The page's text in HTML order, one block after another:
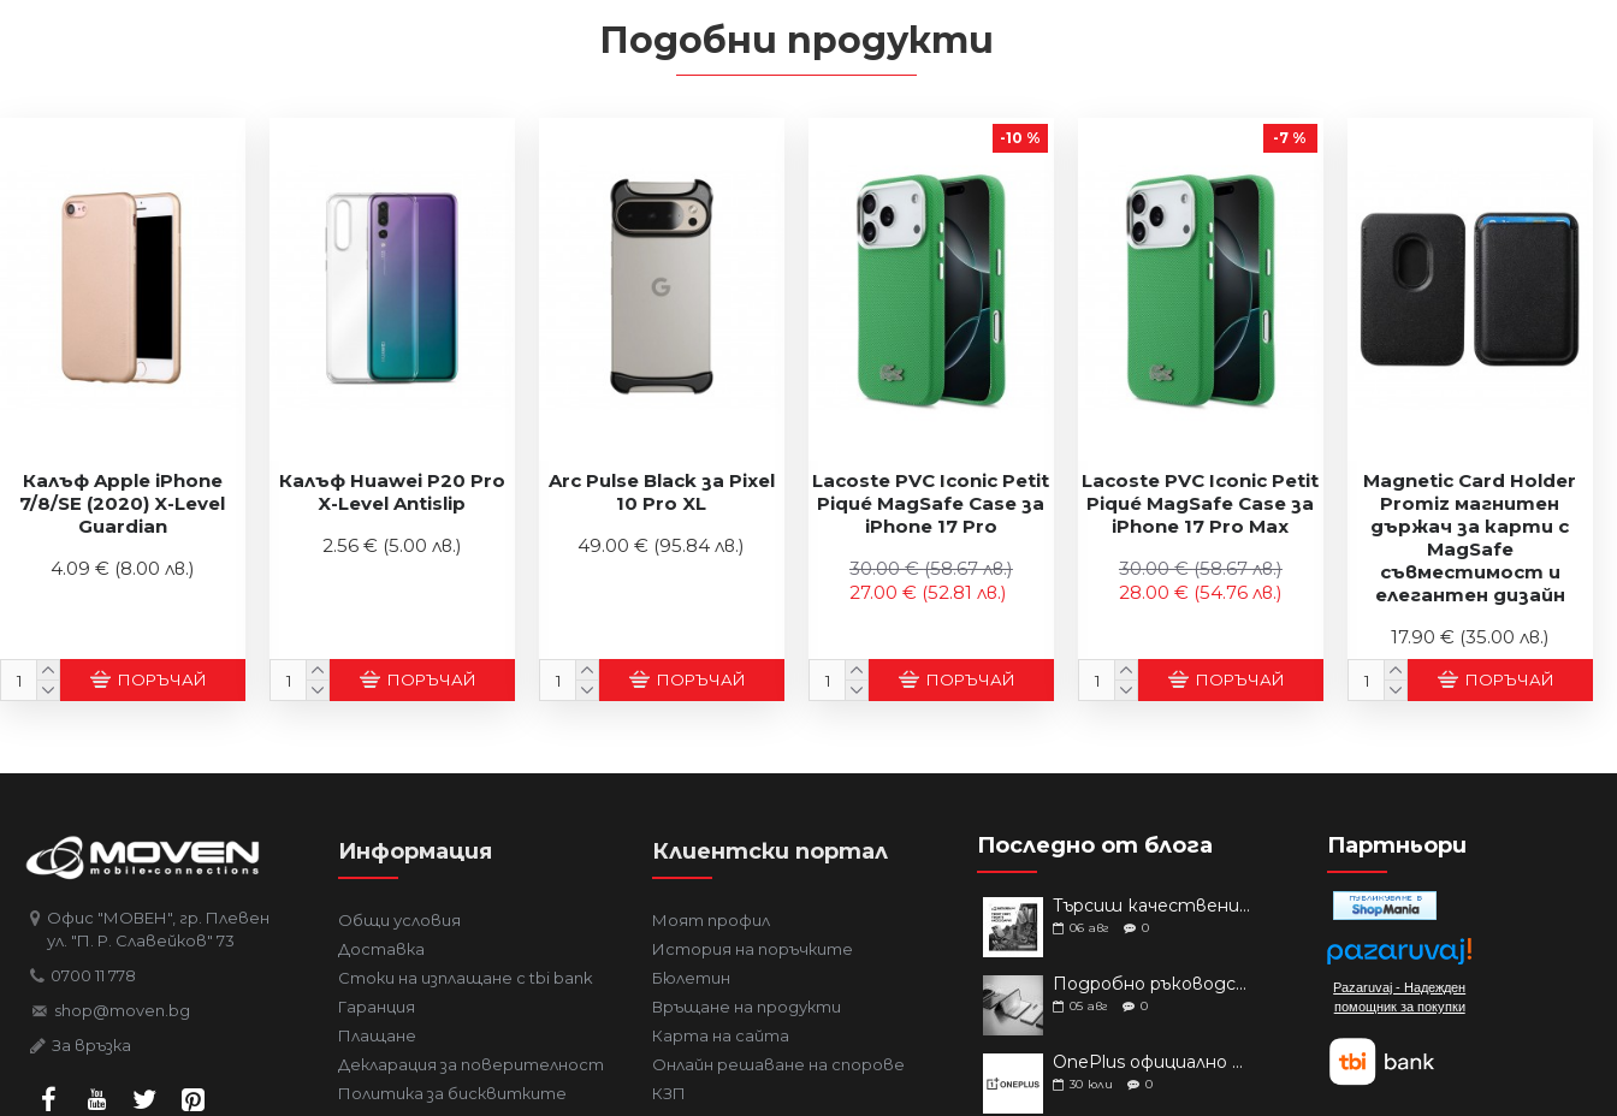
Подобни продукти
Калъф Apple iPhone
7/8/SE (2020) X-Level
Guardian
4.09 € (8.00 лв.)
ПОРЪЧАЙ
Калъф Huawei P20 Pro
X-Level Antislip
2.56 € (5.00 лв.)
ПОРЪЧАЙ
Arc Pulse Black за Pixel
10 Pro XL
49.00 € (95.84 лв.)
ПОРЪЧАЙ
-10 %
Lacoste PVC Iconic Petit
Piqué MagSafe Case за
iPhone 17 Pro
27.00 € (52.81 лв.)
30.00 €(58.67 лв.)
ПОРЪЧАЙ
-7 %
Lacoste PVC Iconic Petit
Piqué MagSafe Case за
iPhone 17 Pro Max
28.00 € (54.76 лв.)
30.00 €(58.67 лв.)
ПОРЪЧАЙ
Magnetic Card Holder
Promiz магнитен
държач за карти с
MagSafe
съвместимост и
елегантен дизайн
17.90 € (35.00 лв.)
ПОРЪЧАЙ
Офис "МОВЕН", гр. Плевен
ул. "П. Р. Славейков" 73
0700 11 778
shop@moven.bg
За връзка
Информация
Общи условия
Доставка
Стоки на изплащане с tbi bank
Гаранция
Плащане
Декларация за поверителност
Политика за бисквитките
Клиентски портал
Моят профил
История на поръчките
Бюлетин
Връщане на продукти
Карта на сайта
Онлайн решаване на спорове
КЗП
Последно от блога
Търсиш качествени аксесоари за твоя модел? Как правилно да защитим новия си смартфон: Ръководство за аксесоари през 2026 г.
06 авг 0
Подробно ръководство: Кой смартфон да купиш през 2026 г.?
05 авг 0
OnePlus официално изчерпа наличностите си от телефони на основни пазари
30 юли 0
Партньори
Pazaruvaj - Надежден
помощник за покупки